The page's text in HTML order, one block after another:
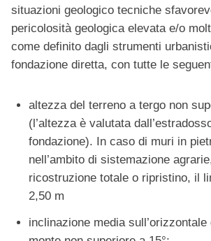
situazioni geologico tecniche
pericolosità geologica elevata e/o
come definito dagli strumenti
fondazione diretta, con tutte le
altezza del terreno a tergo non
(l’altezza è valutata
fondazione). In caso di muri in
nell’ambito di sistemazione
ricostruzione totale o ripristino, il
2,50 m
inclinazione media